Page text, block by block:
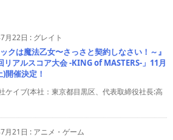
月22日 : グレイト
ックは魔法乙女〜さっさと契約しなさい！～』
リアルスコア大会 -KING of MASTERS-」11月
開催決定！
ケイブ(本社：東京都目黒区、代表取締役社長:高
月21日 : アニメ・ゲーム